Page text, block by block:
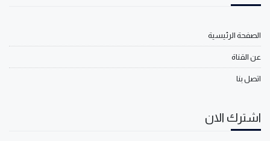
الصفحة الرئيسية
عن القناة
اتصل بنا
اشترك الان